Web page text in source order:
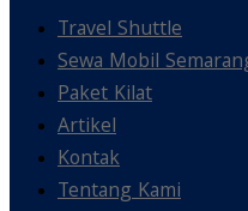
Travel Shuttle
Sewa Mobil
Paket Kilat
Artikel
Kontak
Tentang Kami